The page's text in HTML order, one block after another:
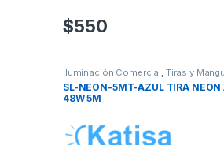
$550
Iluminación Comercial, Tiras y
SL-NEON-5MT-AZUL TIRA NEON
48W 5M